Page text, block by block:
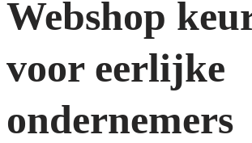
Webshop
voor eerlijke
ondernemers